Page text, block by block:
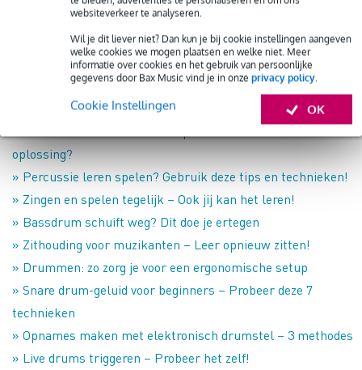
websiteverkeer te analyseren.
Wil je dit liever niet? Dan kun je bij cookie instellingen aangeven
welke cookies we mogen plaatsen en welke niet. Meer
informatie over cookies en het gebruik van persoonlijke
gegevens door Bax Music vind je in onze privacy policy.
OK
Cookie Instellingen
» Buddy Rich – Waarom hij een drumlegende is
» Drums mixen – 6 studiotechnieken voor een goede basis-
» Drummer en percussionist in een band – Zo werk je
oplossing?
» Percussie leren spelen? Gebruik deze tips en technieken!
» Zingen en spelen tegelijk – Ook jij kan het leren!
» Bassdrum schuift weg? Dit doe je ertegen
» Zithouding voor muzikanten – Leer opnieuw zitten!
» Drummen: zo zorg je voor een ergonomische setup
» Snare drum-geluid voor beginners – Probeer deze 7
technieken
» Opnames maken met elektronisch drumstel – 3 methodes
» Live drums triggeren – Probeer het zelf!